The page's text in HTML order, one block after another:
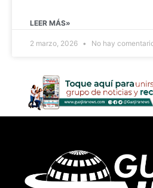
LEER MÁS»
2 marzo, 2026 No hay